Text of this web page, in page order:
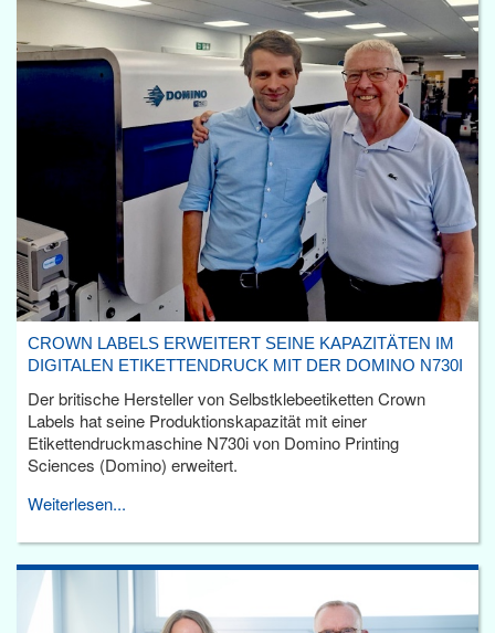
CROWN LABELS ERWEITERT SEINE KAPAZITÄTEN IM
DIGITALEN ETIKETTENDRUCK MIT DER DOMINO N730I
Der britische Hersteller von Selbstklebeetiketten Crown
Labels hat seine Produktionskapazität mit einer
Etikettendruckmaschine N730i von Domino Printing
Sciences (Domino) erweitert.
Weiterlesen...